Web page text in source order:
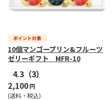
10個マンゴープリン&フルーツ
ゼリーギフト MFR-10
4.3 （3）
2,100円
(送料・税込)